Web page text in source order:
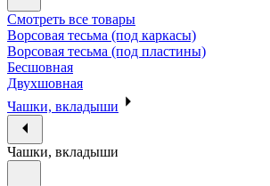
Смотреть все товары
Ворсовая тесьма (под каркасы)
Ворсовая тесьма (под пластины)
Бесшовная
Двухшовная
Чашки, вкладыши
Чашки, вкладыши